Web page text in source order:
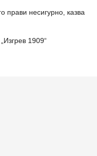
прави несигурно, казва
1909“